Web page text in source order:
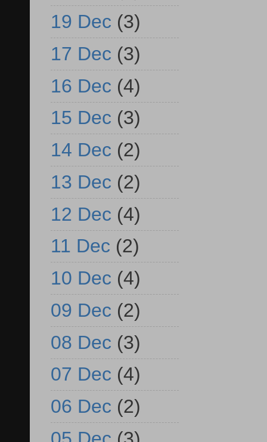
19 Dec (3)
17 Dec (3)
16 Dec (4)
15 Dec (3)
14 Dec (2)
13 Dec (2)
12 Dec (4)
11 Dec (2)
10 Dec (4)
09 Dec (2)
08 Dec (3)
07 Dec (4)
06 Dec (2)